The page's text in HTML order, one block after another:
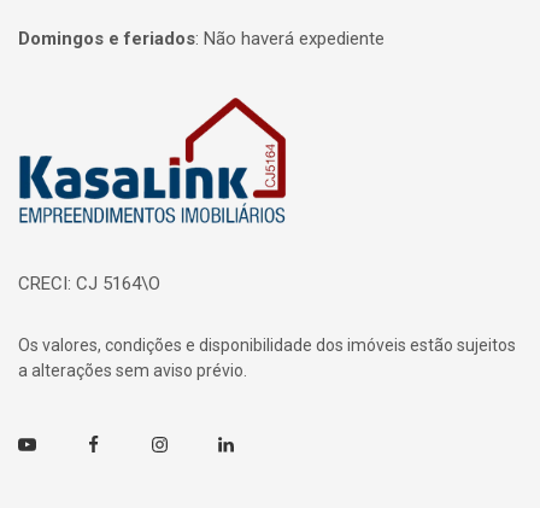
Domingos e feriados: Não haverá expediente
CRECI: CJ 5164\O
Os valores, condições e disponibilidade dos imóveis estão sujeitos
a alterações sem aviso prévio.
Youtube FacebookInstagramLinkedin